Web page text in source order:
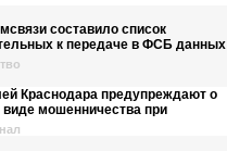
составило список
к передаче в ФСБ данных
Краснодара предупреждают о
мошенничества при